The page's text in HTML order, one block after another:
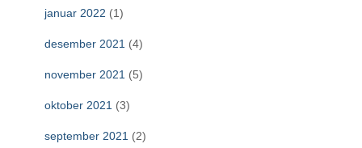
januar 2022 (1)
desember 2021 (4)
november 2021 (5)
oktober 2021 (3)
september 2021 (2)